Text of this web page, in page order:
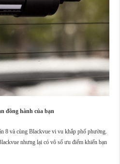
đồng hành của bạn
8 và cùng Blackvue vi vu khắp phố phường.
nhưng lại có vô số ưu điểm khiến bạn